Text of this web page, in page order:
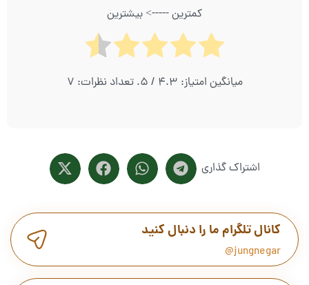
کمترین -----> بیشترین
میانگین امتیاز: 4.3 / 5. تعداد نظرات: 7
اشتراک گذاری
کانال تلگرام ما را دنبال کنید
jungnegar@